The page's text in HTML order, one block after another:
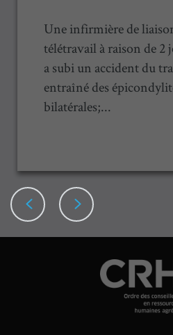
Une infirmière de
télétravail à raison de 2
a subi un accident du
entraîné des
bilatérales;...